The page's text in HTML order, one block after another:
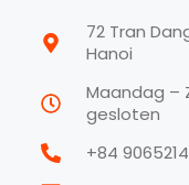
72 Tran
Hanoi
Maandag –
gesloten
+84